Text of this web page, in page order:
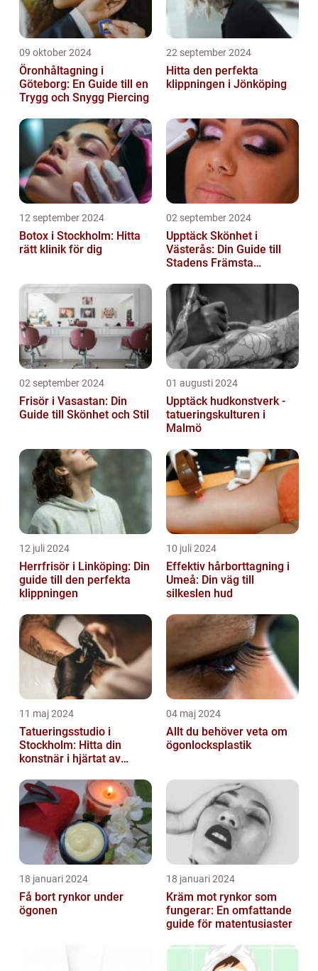
09 oktober 2024
Öronhåltagning i
Göteborg: En Guide till en
Trygg och Snygg Piercing
22 september 2024
Hitta den perfekta
klippningen i Jönköping
12 september 2024
Botox i Stockholm: Hitta
rätt klinik för dig
02 september 2024
Upptäck Skönhet i
Västerås: Din Guide till
Stadens Främsta
02 september 2024
Frisör i Vasastan: Din
Guide till Skönhet och Stil
01 augusti 2024
Upptäck hudkonstverk -
tatueringskulturen i
Malmö
12 juli 2024
Herrfrisör i Linköping: Din
guide till den perfekta
klippningen
10 juli 2024
Effektiv hårborttagning i
Umeå: Din väg till
silkeslen hud
11 maj 2024
Tatueringsstudio i
Stockholm: Hitta din
konstnär i hjärtat av
04 maj 2024
Allt du behöver veta om
ögonlocksplastik
18 januari 2024
Få bort rynkor under
ögonen
18 januari 2024
Kräm mot rynkor som
fungerar: En omfattande
guide för matentusiaster